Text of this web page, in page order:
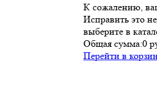
К сожалению,
Исправить это
выберите в
Общая сумма:0
Перейти в